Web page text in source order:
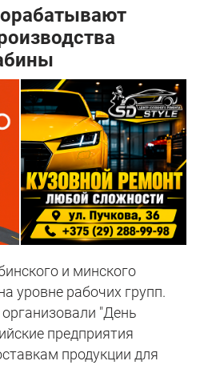
и минского
уровне рабочих групп.
"День
предприятия
продукции для